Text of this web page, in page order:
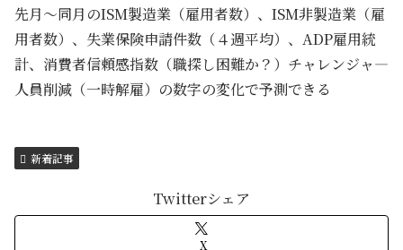
先月～同月のISM製造業（雇用者数）、ISM非製造業（雇
用者数）、失業保険申請件数（４週平均）、ADP雇用統
計、消費者信頼感指数（職探し困難か？）チャレンジャ―
人員削減（一時解雇）の数字の変化で予測できる
新着記事
Twitterシェア
X